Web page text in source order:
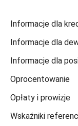
Informacje dla
Informacje dla
Informacje dla
Oprocentowanie
Opłaty i prowizje
Wskaźniki